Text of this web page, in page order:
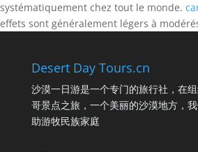
systématiquement chez tout le monde.
effets sont généralement légers à
Desert Day Tours.cn
沙漠一日游是一个专门的旅行社，在
哥景点之旅，一个美丽的沙漠地方，
助游牧民族家庭